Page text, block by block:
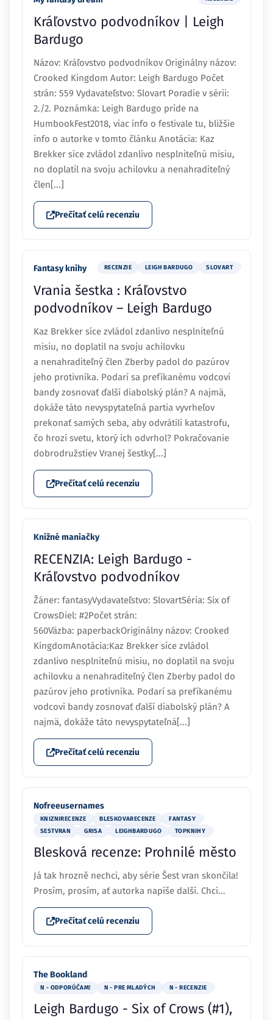
Kráľovstvo podvodníkov | Leigh
Bardugo
Názov: Kráľovstvo podvodníkov Originálny názov:
Crooked Kingdom Autor: Leigh Bardugo Počet
strán: 559 Vydavateľstvo: Slovart Poradie v sérii:
2./2. Poznámka: Leigh Bardugo príde na
HumbookFest2018, viac info o festivale tu, bližšie
info o autorke v tomto článku Anotácia: Kaz
Brekker síce zvládol zdanlivo nesplniteľnú misiu,
no doplatil na svoju achilovku a nenahraditeľný
člen[...]
Prečítať celú recenziu
Fantasy knihy RECENZIE LEIGH BARDUGO SLOVART
Vrania šestka : Kráľovstvo
podvodníkov – Leigh Bardugo
Kaz Brekker síce zvládol zdanlivo nesplniteľnú
misiu, no doplatil na svoju achilovku
a nenahraditeľný člen Zberby padol do pazúrov
jeho protivníka. Podarí sa prefíkanému vodcovi
bandy zosnovať ďalší diabolský plán? A najmä,
dokáže táto nevyspytateľná partia vyvrheľov
prekonať samých seba, aby odvrátili katastrofu,
čo hrozí svetu, ktorý ich odvrhol? Pokračovanie
dobrodružstiev Vranej šestky[...]
Prečítať celú recenziu
Knižné maniačky
RECENZIA: Leigh Bardugo -
Kráľovstvo podvodníkov
Žáner: fantasyVydavateľstvo: SlovartSéria: Six of
CrowsDiel: #2Počet strán:
560Väzba: paperbackOriginálny názov: Crooked
KingdomAnotácia:Kaz Brekker síce zvládol
zdanlivo nesplniteľnú misiu, no doplatil na svoju
achilovku a nenahraditeľný člen Zberby padol do
pazúrov jeho protivníka. Podarí sa prefíkanému
vodcovi bandy zosnovať ďalší diabolský plán? A
najmä, dokáže táto nevyspytateľná[...]
Prečítať celú recenziu
Nofreeusernames
KNIZNIRECENZE BLESKOVARECENZE
FANTASY
SESTVRAN
GRISA LEIGHBARDUGO TOPKNIHY
Blesková recenze: Prohnilé město
Já tak hrozně nechci, aby série Šest vran skončila!
Prosím, prosím, ať autorka napíše další. Chci...
Prečítať celú recenziu
The Bookland
N - ODPORÚČAM! N - PRE MLADÝCH N - RECENZIE
Leigh Bardugo - Six of Crows (#1),